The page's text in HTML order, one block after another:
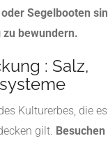
Segelbooten
bewundern.
: Salz,
Kulturerbes, die es
gilt. Besuchen